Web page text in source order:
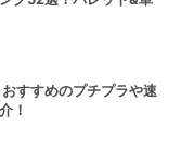
すすめのプチプラや速
！